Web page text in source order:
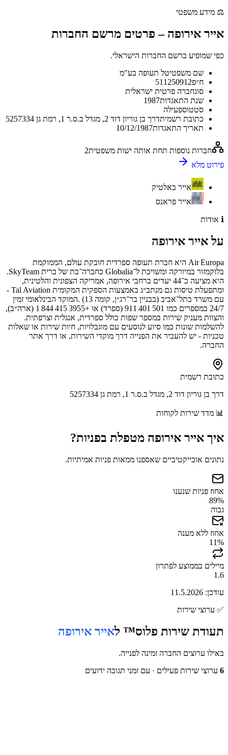
⚖️ מידע משפטי
אייר אירופה – פרטים מרשם החברות
כפי שמופיע ברשם החברות הישראלי.
שם משפטיטל תעופה בע"מ
ח״פ511250912
סוגחברה פרטית ישראלית
שנת התאגדות1987
סטטוספעילה
כתובת רשמיתדרך בן גוריון דוד 2, מגדל ב.ס.ר 1, רמת גן 5257334
תאריך התאגדות10/12/1987
חברות נוספות תחת אותה ישות משפטית2
פירוט מלא
אייר באלטיק
אייר פראנס
ℹ️ אודות
עלאייר אירופה
Air Europa היא חברת תעופה ספרדית חובקת עולם, הממוקמת
בלוקמזור במיורקה ומשויכת ל־Globalia כחברה־בת של ברית SkyTeam.
היא מציעה כ־44 יעדים ברחבי אירופה, אמריקה הצפונית והלטינית,
ומתפעלת טיסות גם מנתב״ג באמצעות הספקית המקומית Tal Aviation -
עם משרד בתל־אביב (בבניין בר־רג״ן, קומה 13) .המוקד הבינלאומי זמין
24/7 במספרים כמו 911 401 501 (ספרד) או +1 844 415 3955 (ארה״ב),
והצוות מעניק שירות במספר שפות כולל ספרדית, אנגלית וצרפתית.
להשלמות שונות כמו סיוע לנוסעים עם מוגבלויות, חיות שירות או שאלות
טכניות - יש להעביר את הפנייה דרך מוקדי השירות, או דרך אתר
החברה.
כתובת רשמית
דרך בן גוריון דוד 2, מגדל ב.ס.ר 1, רמת גן 5257334
📊 מדד שירות לקוחות
איך אייר אירופה מטפלת בפניות?
נתונים אובייקטיביים שאספנו ממאות פניות אמיתיות.
אחוז פניות שנענו
89%
גבוה
אחוז ללא מענה
11%
מיילים בממוצע לפתרון
1.6
עודכן: 11.5.2026
✅ ערוצי שירות
תעודת שירות פלוס™ לאייר אירופה
באילו ערוצים החברה זמינה לפנייה.
6 ערוצי שירות פעילים · עם זמני תגובה ידועים